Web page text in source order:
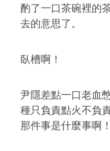
酌了一口茶碗裡的
去的意思了。
臥槽啊！
尹隱差點一口老血
種只負責點火不負
那件事是什麼事啊